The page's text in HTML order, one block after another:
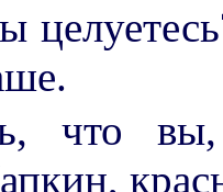
что вы,